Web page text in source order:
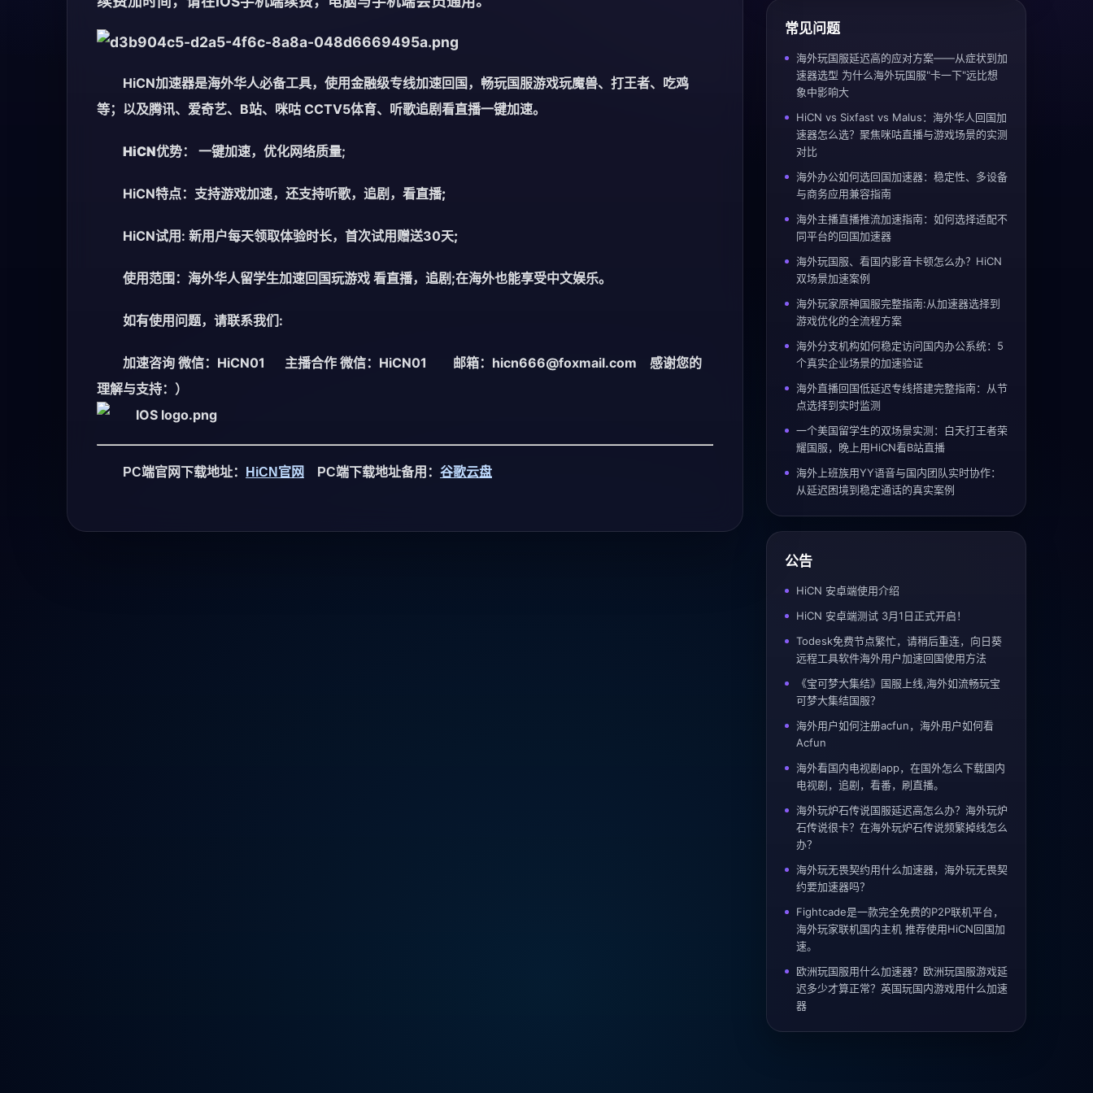
HiCN加速器是海外华人必备工具，使用金融级专线加速回国，畅玩国服游戏玩魔兽、打王者、吃鸡
等；以及腾讯、爱奇艺、B站、咪咕 CCTV5体育、听歌追剧看直播一键加速。
HiCN优势： 一键加速，优化网络质量;
HiCN特点：支持游戏加速，还支持听歌，追剧，看直播;
HiCN试用: 新用户每天领取体验时长，首次试用赠送30天;
使用范围：海外华人留学生加速回国玩游戏 看直播，追剧;在海外也能享受中文娱乐。
如有使用问题，请联系我们:
加速咨询 微信：HiCN01 主播合作 微信：HiCN01 邮箱： hicn666@foxmail.com
感谢您的
理解与支持：）
PC端官网下载地址： HiCN官网 PC端下载地址备用： 谷歌云盘
常见问题
海外玩国服延迟高的应对方案——从症状到加
速器选型 为什么海外玩国服"卡一下"远比想
象中影响大
HiCN vs Sixfast vs Malus：海外华人回国加
速器怎么选？聚焦咪咕直播与游戏场景的实测
对比
海外办公如何选回国加速器：稳定性、多设备
与商务应用兼容指南
海外主播直播推流加速指南：如何选择适配不
同平台的回国加速器
海外玩国服、看国内影音卡顿怎么办？HiCN
双场景加速案例
海外玩家原神国服完整指南:从加速器选择到
游戏优化的全流程方案
海外分支机构如何稳定访问国内办公系统：5
个真实企业场景的加速验证
海外直播回国低延迟专线搭建完整指南：从节
点选择到实时监测
一个美国留学生的双场景实测：白天打王者荣
耀国服，晚上用HiCN看B站直播
海外上班族用YY语音与国内团队实时协作：
从延迟困境到稳定通话的真实案例
公告
HiCN 安卓端使用介绍
HiCN 安卓端测试 3月1日正式开启！
Todesk免费节点繁忙，请稍后重连，向日葵
远程工具软件海外用户加速回国使用方法
《宝可梦大集结》国服上线,海外如流畅玩宝
可梦大集结国服？
海外用户如何注册acfun，海外用户如何看
Acfun
海外看国内电视剧app，在国外怎么下载国内
电视剧，追剧，看番，刷直播。
海外玩炉石传说国服延迟高怎么办？海外玩炉
石传说很卡？在海外玩炉石传说频繁掉线怎么
办？
海外玩无畏契约用什么加速器，海外玩无畏契
约要加速器吗？
Fightcade是一款完全免费的P2P联机平台，
海外玩家联机国内主机 推荐使用HiCN回国加
速。
欧洲玩国服用什么加速器？欧洲玩国服游戏延
迟多少才算正常？英国玩国内游戏用什么加速
器